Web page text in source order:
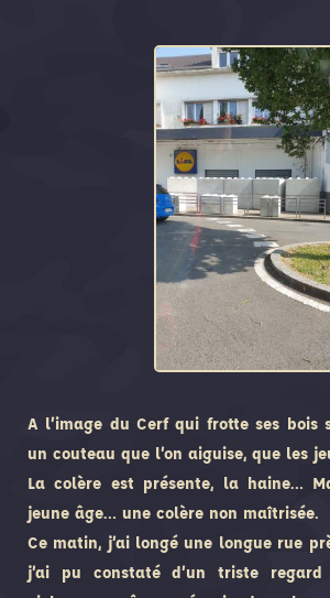
A l’image du Cerf qui frotte ses bois
un couteau que l’on aiguise, que les
La colère est présente, la haine…
jeune âge… une colère non maîtrisée.
Ce matin, j’ai longé une longue rue
j’ai pu constaté d’un triste